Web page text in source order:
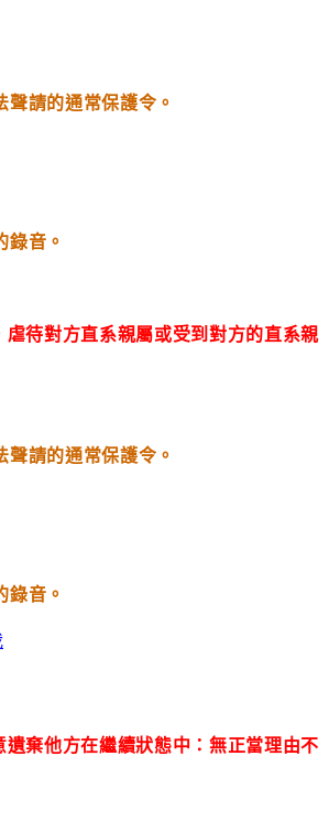
請的通常保護令。
錄音。
虐待對方直系親屬或受到對方的直系親
請的通常保護令。
錄音。
遺棄他方在繼續狀態中：無正當理由不